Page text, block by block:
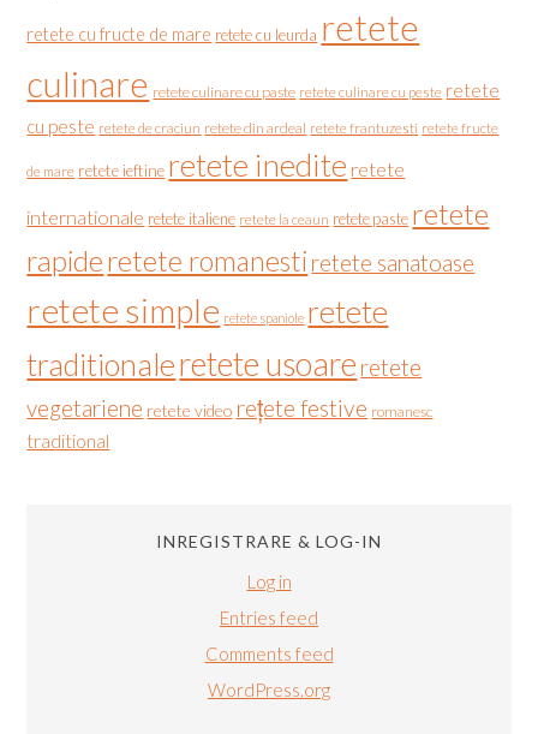
retete cu fructe de mare retete cu leurda retete
culinare retete culinare cu paste retete culinare cu peste retete
cu peste retete de craciun retete din ardeal retete frantuzesti retete fructe
de mare retete ieftine retete inedite retete
internationale retete italiene retete la ceaun retete paste retete
rapideretete romanesti retete sanatoase
retete simple retete spaniole retete
traditionaleretete usoare retete
vegetariene retete video rețete festive romanesc
traditional
INREGISTRARE & LOG-IN
Log in
Entries feed
Comments feed
WordPress.org